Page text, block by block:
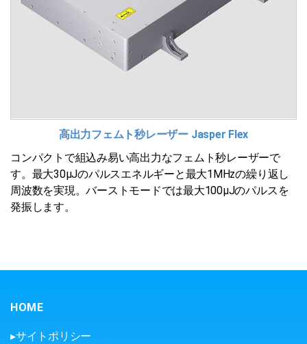
高出力フェムト秒レーザー Jasper Flex
コンパクトで組込み易い高出力なフェムト秒レーザーで
す。最大30µJのパルスエネルギーと最大1MHzの繰り返し
周波数を実現。バーストモードでは最大100µJのパルスを
発振します。
HOME
▸サイトポリシー